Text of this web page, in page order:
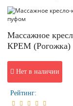
Массажное
КРЕМ (Рогожка)
Нет в наличии
Рейтинг: